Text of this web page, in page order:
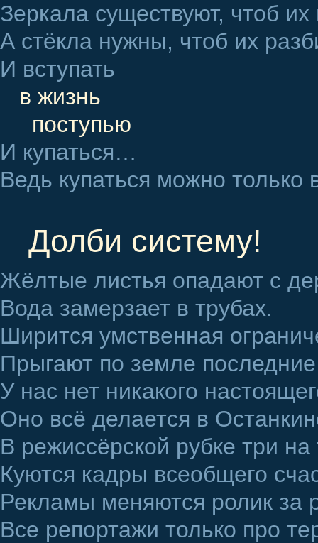
Зеркала существуют, чтоб
А стёкла нужны, чтоб их
И вступать
в жизнь
поступью
И купаться…
Ведь купаться можно
Долби систему!
Жёлтые листья опадают с
Вода замерзает в трубах.
Ширится умственная
Прыгают по земле
У нас нет никакого
Оно всё делается в
В режиссёрской рубке три на
Куются кадры всеобщего
Рекламы меняются ролик за
Все репортажи только про